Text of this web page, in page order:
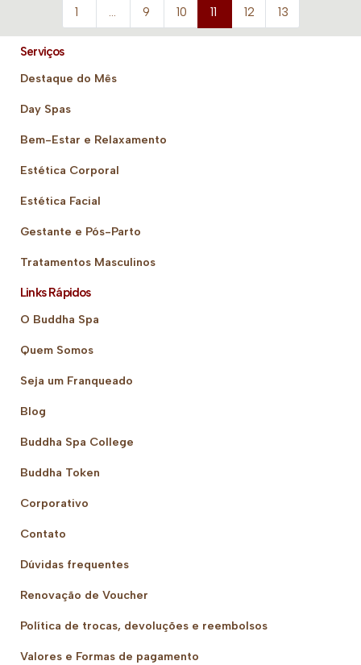
1 … 9 10 11 12 13
Serviços
Destaque do Mês
Day Spas
Bem-Estar e Relaxamento
Estética Corporal
Estética Facial
Gestante e Pós-Parto
Tratamentos Masculinos
Links Rápidos
O Buddha Spa
Quem Somos
Seja um Franqueado
Blog
Buddha Spa College
Buddha Token
Corporativo
Contato
Dúvidas frequentes
Renovação de Voucher
Política de trocas, devoluções e reembolsos
Valores e Formas de pagamento